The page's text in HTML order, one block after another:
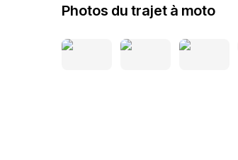
Photos du trajet à moto